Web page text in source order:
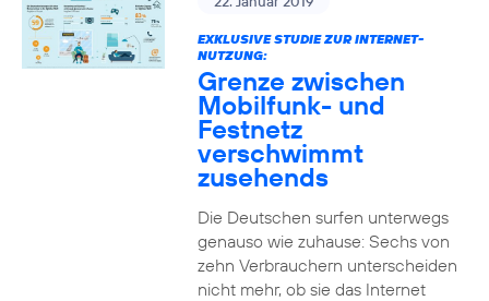
EXKLUSIVE STUDIE ZUR INTERNET-
NUTZUNG:
Grenze zwischen
Mobilfunk- und
Festnetz
verschwimmt
zusehends
Die Deutschen surfen unterwegs
genauso wie zuhause: Sechs von
zehn Verbrauchern unterscheiden
nicht mehr, ob sie das Internet